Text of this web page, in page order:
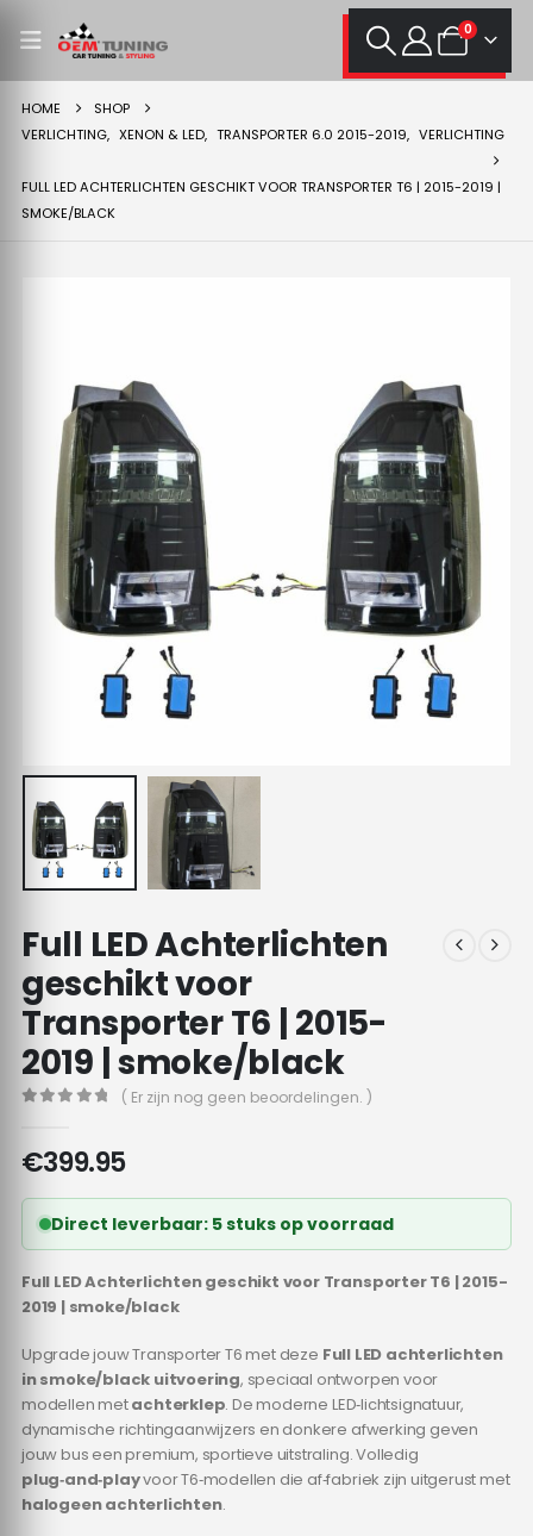
0
HOME
SHOP
VERLICHTING, XENON & LED, TRANSPORTER 6.0 2015-2019, VERLICHTING
FULL LED ACHTERLICHTEN GESCHIKT VOOR TRANSPORTER T6 | 2015-2019 |
SMOKE/BLACK
Full LED Achterlichten
geschikt voor
Transporter T6 | 2015-
2019 | smoke/black
( Er zijn nog geen beoordelingen. )
€399.95
Direct leverbaar: 5 stuks op voorraad
Full LED Achterlichten geschikt voor Transporter T6 | 2015-
2019 | smoke/black
Upgrade jouw Transporter T6 met deze Full LED achterlichten
in smoke/black uitvoering, speciaal ontworpen voor
modellen metachterklep. De moderne LED‑lichtsignatuur,
dynamische richtingaanwijzers en donkere afwerking geven
jouw bus een premium, sportieve uitstraling. Volledig
plug‑and‑playvoor T6‑modellen die af‑fabriek zijn uitgerust met
halogeen achterlichten.